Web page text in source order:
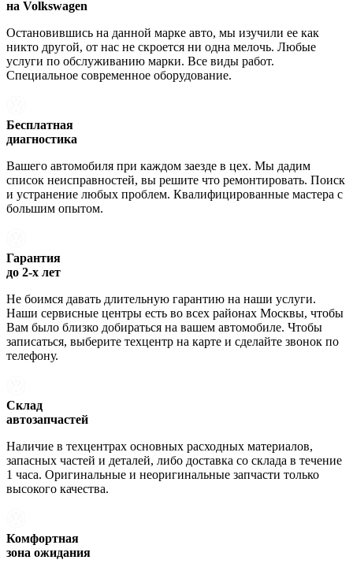
на Volkswagen
Остановившись на данной марке авто, мы изучили ее как
никто другой, от нас не скроется ни одна мелочь. Любые
услуги по обслуживанию марки. Все виды работ.
Специальное современное оборудование.
Бесплатная
диагностика
Вашего автомобиля при каждом заезде в цех. Мы дадим
список неисправностей, вы решите что ремонтировать. Поиск
и устранение любых проблем. Квалифицированные мастера с
большим опытом.
Гарантия
до 2-х лет
Не боимся давать длительную гарантию на наши услуги.
Наши сервисные центры есть во всех районах Москвы, чтобы
Вам было близко добираться на вашем автомобиле. Чтобы
записаться, выберите техцентр на карте и сделайте звонок по
телефону.
Склад
автозапчастей
Наличие в техцентрах основных расходных материалов,
запасных частей и деталей, либо доставка со склада в течение
1 часа. Оригинальные и неоригинальные запчасти только
высокого качества.
Комфортная
зона ожидания